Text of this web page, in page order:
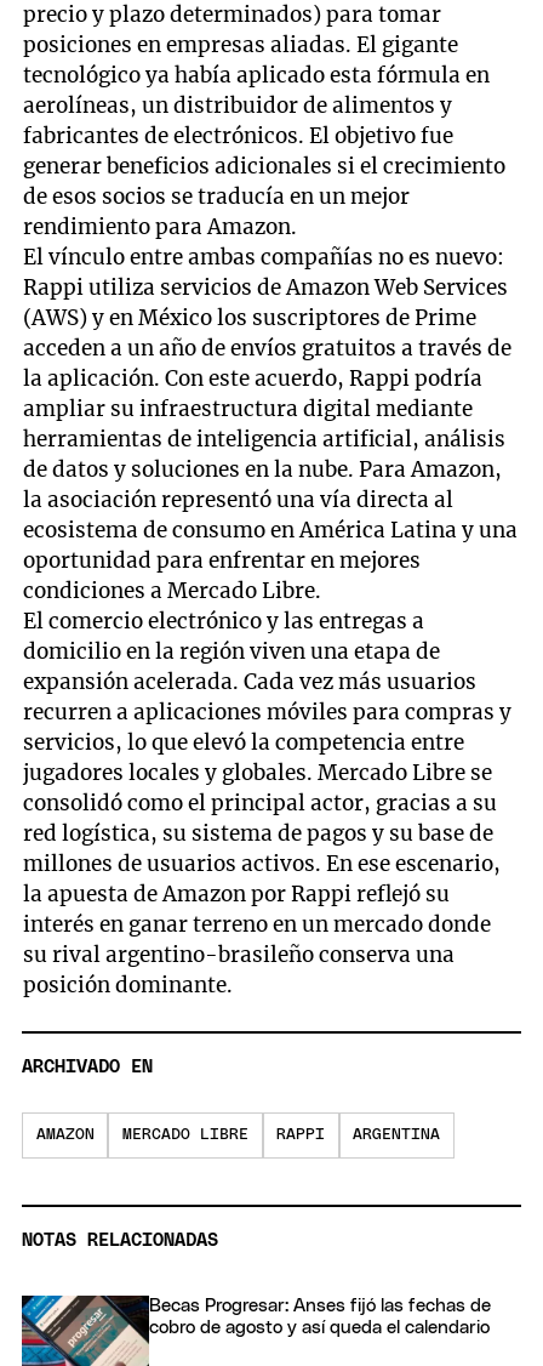
precio y plazo determinados) para tomar
posiciones en empresas aliadas. El gigante
tecnológico ya había aplicado esta fórmula en
aerolíneas, un distribuidor de alimentos y
fabricantes de electrónicos. El objetivo fue
generar beneficios adicionales si el crecimiento
de esos socios se traducía en un mejor
rendimiento para Amazon.
El vínculo entre ambas compañías no es nuevo:
Rappi utiliza servicios de Amazon Web Services
(AWS) y en México los suscriptores de Prime
acceden a un año de envíos gratuitos a través de
la aplicación. Con este acuerdo, Rappi podría
ampliar su infraestructura digital mediante
herramientas de inteligencia artificial, análisis
de datos y soluciones en la nube. Para Amazon,
la asociación representó una vía directa al
ecosistema de consumo en América Latina y una
oportunidad para enfrentar en mejores
condiciones a Mercado Libre.
El comercio electrónico y las entregas a
domicilio en la región viven una etapa de
expansión acelerada. Cada vez más usuarios
recurren a aplicaciones móviles para compras y
servicios, lo que elevó la competencia entre
jugadores locales y globales. Mercado Libre se
consolidó como el principal actor, gracias a su
red logística, su sistema de pagos y su base de
millones de usuarios activos. En ese escenario,
la apuesta de Amazon por Rappi reflejó su
interés en ganar terreno en un mercado donde
su rival argentino-brasileño conserva una
posición dominante.
ARCHIVADO EN
AMAZON MERCADO LIBRE RAPPI ARGENTINA
NOTAS RELACIONADAS
Becas Progresar: Anses fijó las fechas de
cobro de agosto y así queda el calendario